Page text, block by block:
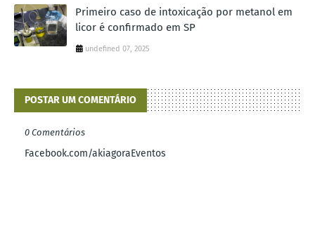
Primeiro caso de intoxicação por metanol em
licor é confirmado em SP
undefined 07, 2025
POSTAR UM COMENTÁRIO
0 Comentários
Facebook.com/akiagoraEventos